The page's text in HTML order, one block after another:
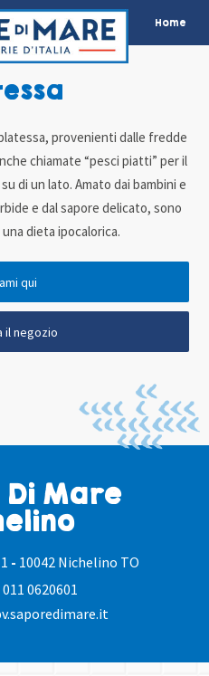
Home
Mare
- 10042 Nichelino TO
0620601
provenienti dalle fredde
chiamate “pesci piatti” per il
di un lato. Amato dai bambini e
e dal sapore delicato, sono
dieta ipocalorica.
qui
il negozio